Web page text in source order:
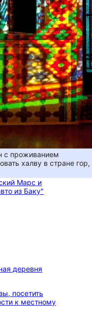
с проживанием
халву в стране
деревня
посетить
к местному